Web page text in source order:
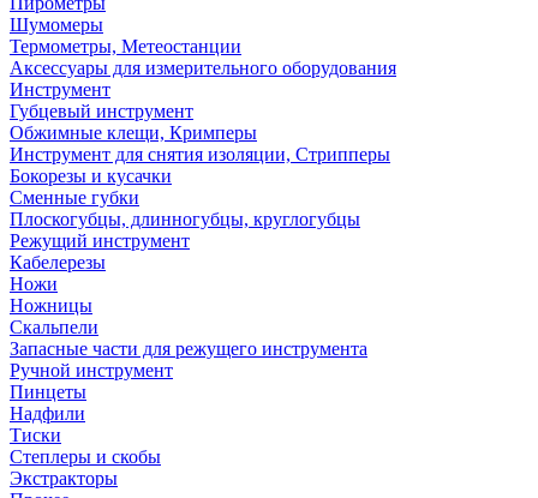
Шумомеры
Термометры, Метеостанции
Аксессуары для измерительного оборудования
Инструмент
Губцевый инструмент
Обжимные клещи, Кримперы
Инструмент для снятия изоляции, Стрипперы
Бокорезы и кусачки
Сменные губки
Плоскогубцы, длинногубцы, круглогубцы
Режущий инструмент
Кабелерезы
Ножи
Ножницы
Скальпели
Запасные части для режущего инструмента
Ручной инструмент
Пинцеты
Надфили
Тиски
Степлеры и скобы
Экстракторы